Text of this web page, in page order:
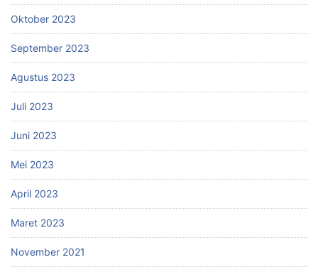
Oktober 2023
September 2023
Agustus 2023
Juli 2023
Juni 2023
Mei 2023
April 2023
Maret 2023
November 2021